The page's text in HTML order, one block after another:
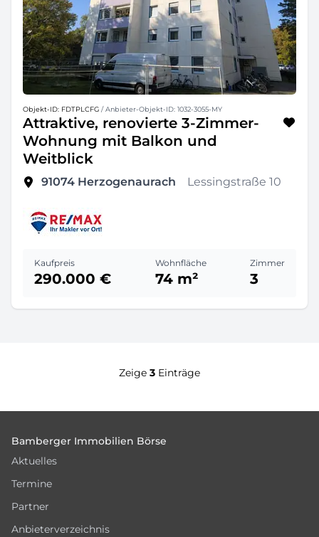
Objekt-ID: FDTPLCFG / Anbieter-Objekt-ID: 1032-3055-MY
Attraktive, renovierte 3-Zimmer-
Wohnung mit Balkon und
Weitblick
91074 Herzogenaurach Lessingstraße 10
Kaufpreis
290.000 €
Wohnfläche
74 m²
Zimmer
3
Zeige 3 Einträge
Bamberger Immobilien Börse
Aktuelles
Termine
Partner
Anbieterverzeichnis